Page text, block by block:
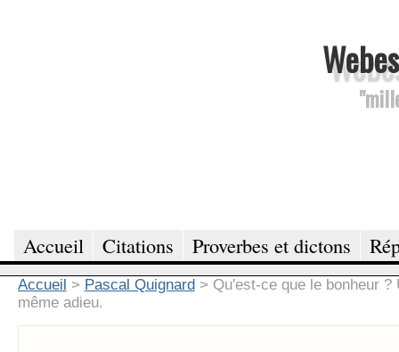
Accueil Citations Proverbes et dictons
Accueil > Pascal Quignard > Qu'est-ce que le bonheur
même adieu.